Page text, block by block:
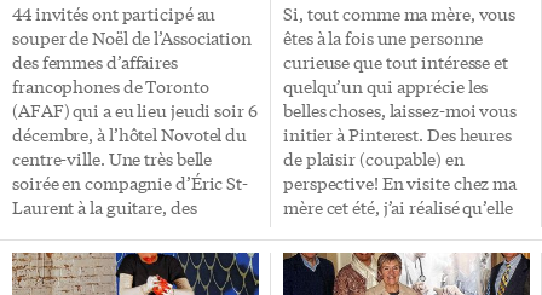
44 invités ont participé au
souper de Noël de l’Association
des femmes d’affaires
francophones de Toronto
(AFAF) qui a eu lieu jeudi soir 6
décembre, à l’hôtel Novotel du
centre-ville. Une très belle
soirée en compagnie d’Éric St-
Laurent à la guitare, des
des femmes, du C.A de l’AFAF,
et de Paul-Arthur Huot, chef du
Si, tout comme ma mère, vous
êtes à la fois une personne
curieuse que tout intéresse et
quelqu’un qui apprécie les
belles choses, laissez-moi vous
initier à Pinterest. Des heures
de plaisir (coupable) en
perspective! En visite chez ma
mère cet été, j’ai réalisé qu’elle
ne connaissant presque rien
aux nouveaux joujoux